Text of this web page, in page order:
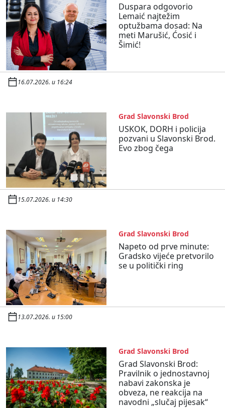
Duspara odgovorio
Lemaić najtežim
optužbama dosad: Na
meti Marušić, Ćosić i
Šimić!
16.07.2026. u 16:24
Grad Slavonski Brod
USKOK, DORH i policija
pozvani u Slavonski Brod.
Evo zbog čega
15.07.2026. u 14:30
Grad Slavonski Brod
Napeto od prve minute:
Gradsko vijeće pretvorilo
se u politički ring
13.07.2026. u 15:00
Grad Slavonski Brod
Grad Slavonski Brod:
Pravilnik o jednostavnoj
nabavi zakonska je
obveza, ne reakcija na
navodni „slučaj pijesak“